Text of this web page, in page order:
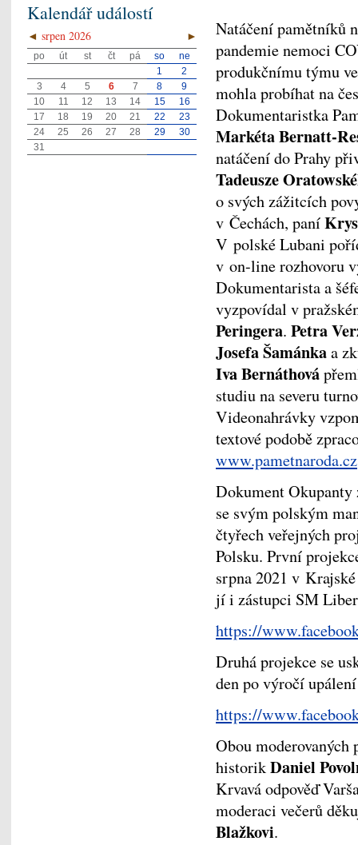
Natáčení pamětníků
pandemie nemoci
produkčnímu týmu
mohla probíhat na
Dokumentaristka
Markéta Bernatt-
natáčení do Prahy
Tadeusze
o svých zážitcích
v Čechách, paní
V polské Lubani
v on-line rozhovoru
Dokumentarista a
vyzpovídal v
Peringera. Petra
Josefa Šamánkaa
Iva Bernáthová
studiu na severu
Videonahrávky
textové podobě
www.pametnaroda.cz
Dokument Okupanty
se svým polským
čtyřech veřejných
Polsku. První
srpna 2021 v
jí i zástupci SM
https://
Druhá projekce se
den po výročí
https://
Obou moderovaných
historikDaniel
Krvavá odpověď
moderaci večerů
Blažkovi.
Kalendář událostí
◄ ►
srpen 2026
po út st čt pá so
ne
1
2
3
4 5 6 7 8
9
10
11 12 13 14 15
16
17
18 19 20 21 22
23
24
25 26 27 28 29
30
31